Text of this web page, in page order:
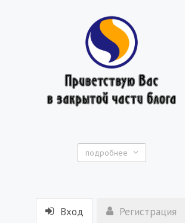
подробнее
Вход Регистрация